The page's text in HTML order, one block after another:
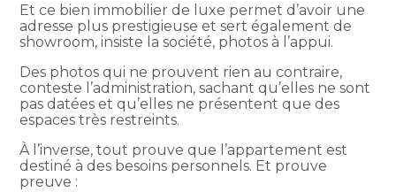
Et ce bien immobilier de luxe permet d’avoir une
adresse plus prestigieuse et sert également de
showroom, insiste la société, photos à l’appui.
Des photos qui ne prouvent rien au contraire,
conteste l’administration, sachant qu’elles ne sont
pas datées et qu’elles ne présentent que des
espaces très restreints.
À l’inverse, tout prouve que l’appartement est
destiné à des besoins personnels. Et prouve
preuve :